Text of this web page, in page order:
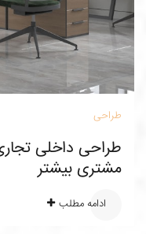
طراحی
طراحی داخلی
مشتری بیشتر
ادامه مطلب